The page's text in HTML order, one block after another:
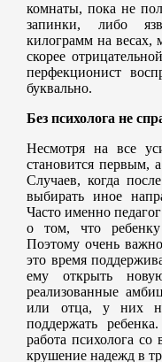
комнаты, пока не
запинки, либо
килограмм на весах,
скорее
перфекционист
буквально.
Без психолога не
Несмотря на все
становится первым,
Случаев, когда
выбирать иное
Часто именно
о том, что
Поэтому очень
это время
ему открыть
реализованные
или отца, у них
поддержать
работа психолога со
крушение надежд в